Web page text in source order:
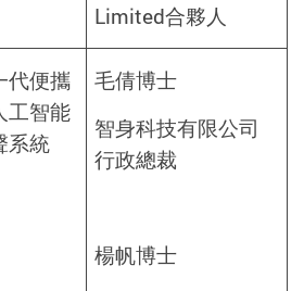
Limited合夥人
代便攜
工智能
系統
毛倩博士
智身科技有限公司
行政總裁
楊帆博士